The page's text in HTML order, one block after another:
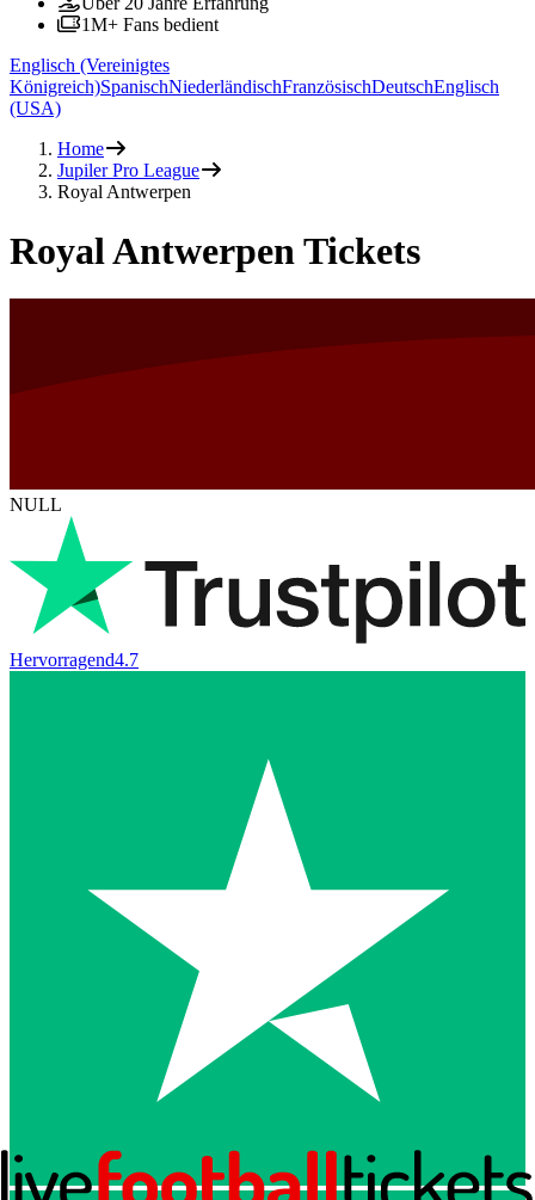
1M+ Fans bedient
Englisch (Vereinigtes
Königreich)SpanischNiederländischFranzösischDeutschEnglisch
(USA)
Home
Jupiler Pro League
Royal Antwerpen
Royal Antwerpen Tickets
NULL
Hervorragend4.7